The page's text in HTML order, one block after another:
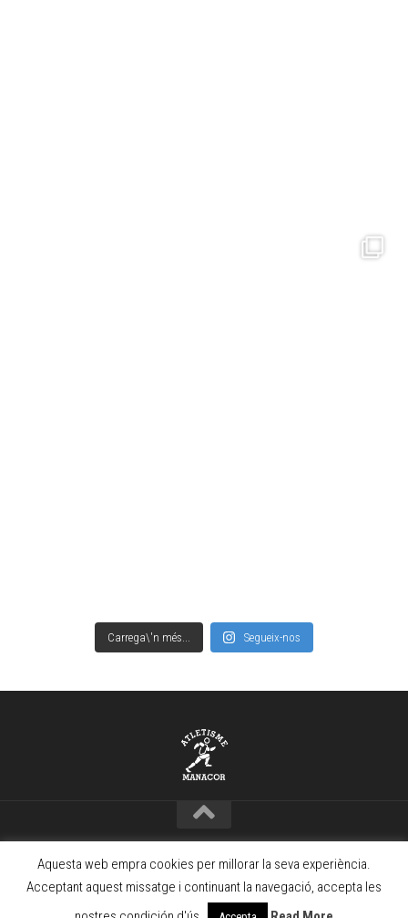
Carrega\'n més... Segueix-nos
Copyright © Club Atletisme Manacor – 2021 · www.camanacor.com
Powered by
WordPress
Aquesta web empra cookies per millorar la seva experiència.
Acceptant aquest missatge i continuant la navegació, accepta les